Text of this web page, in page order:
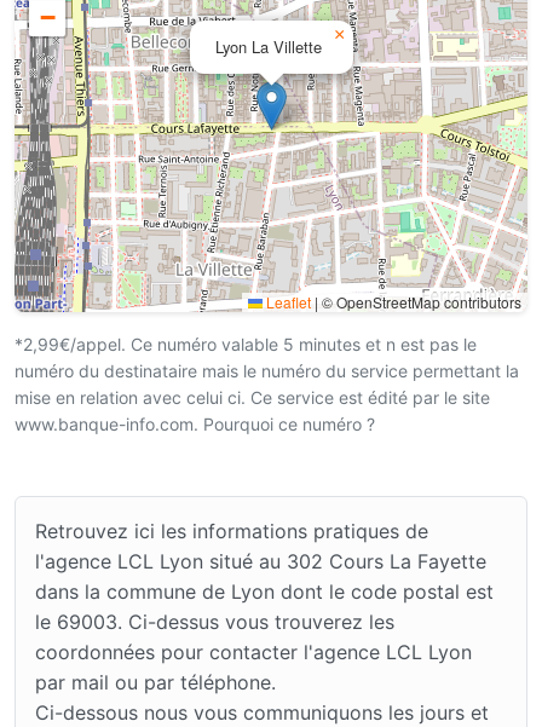
Lyon La Villette
×
−
Leaflet | © OpenStreetMap contributors
*2,99€/appel. Ce numéro valable 5 minutes et n est pas le
numéro du destinataire mais le numéro du service permettant la
mise en relation avec celui ci. Ce service est édité par le site
www.banque-info.com. Pourquoi ce numéro ?
Retrouvez ici les informations pratiques de
l'agence LCL Lyon situé au 302 Cours La Fayette
dans la commune de Lyon dont le code postal est
le 69003. Ci-dessus vous trouverez les
coordonnées pour contacter l'agence LCL Lyon
par mail ou par téléphone.
Ci-dessous nous vous communiquons les jours et